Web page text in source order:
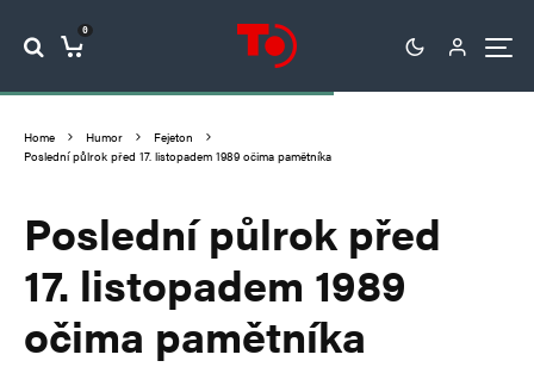
0
Home Humor
Fejeton
Poslední půlrok před 17. listopadem 1989 očima pamětníka
Poslední půlrok před
17. listopadem 1989
očima pamětníka